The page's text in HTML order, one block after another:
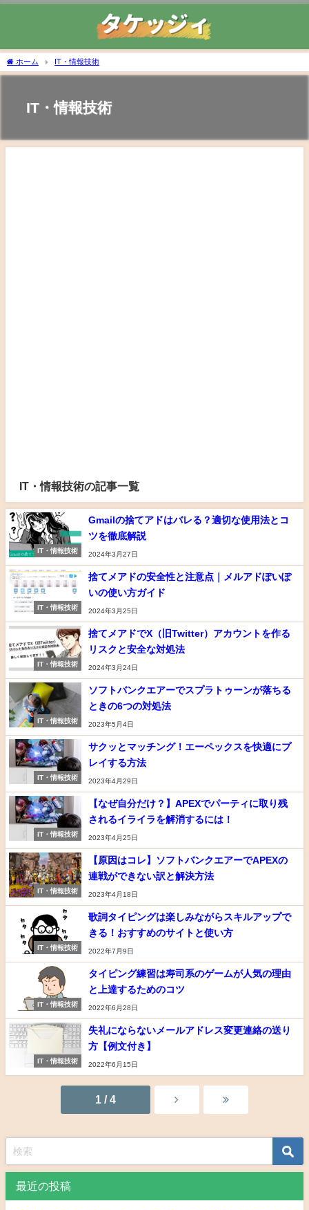
ホーム IT・情報技術
IT・情報技術
IT・情報技術の記事一覧
IT・情報技術
Gmailの捨てアドはバレる？適切な使用法とコ
ツを徹底解説
2024年3月27日
IT・情報技術
捨てメアドの安全性と注意点｜メルアドぽいぽ
いの使い方ガイド
2024年3月25日
IT・情報技術
捨てメアドでX（旧Twitter）アカウントを作る
リスクと安全な対処法
2024年3月24日
IT・情報技術
ソフトバンクエアーでスプラトゥーンが落ちる
ときの6つの対処法
2023年5月4日
IT・情報技術
サクッとマッチング！エーペックスを快適にプ
レイする方法
2023年4月29日
IT・情報技術
【なぜ自分だけ？】APEXでパーティに取り残
されるイライラを解消するには！
2023年4月25日
IT・情報技術
【原因はコレ】ソフトバンクエアーでAPEXの
連戦ができない訳と解決方法
2023年4月18日
IT・情報技術
歌詞タイピングは楽しみながらスキルアップで
きる！おすすめのサイトと使い方
2022年7月9日
IT・情報技術
タイピング練習は寿司系のゲームが人気の理由
と上達するためのコツ
2022年6月28日
IT・情報技術
失礼にならないメールアドレス変更連絡の送り
方【例文付き】
2022年6月15日
1 / 4
最近の投稿